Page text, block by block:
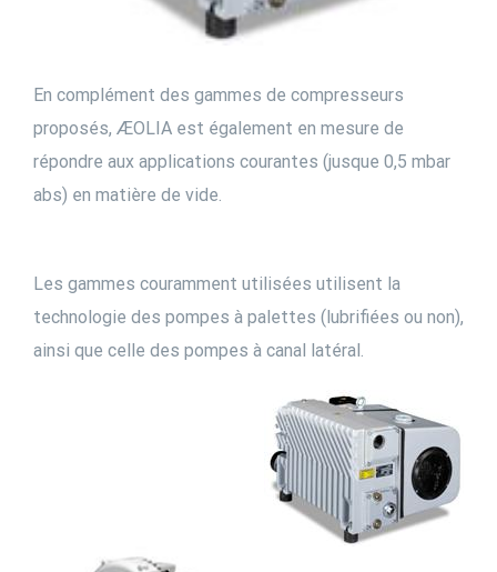
En complément des gammes de compresseurs
proposés, ÆOLIA est également en mesure de
répondre aux applications courantes (jusque 0,5 mbar
abs) en matière de vide.
Les gammes couramment utilisées utilisent la
technologie des pompes à palettes (lubrifiées ou non),
ainsi que celle des pompes à canal latéral.